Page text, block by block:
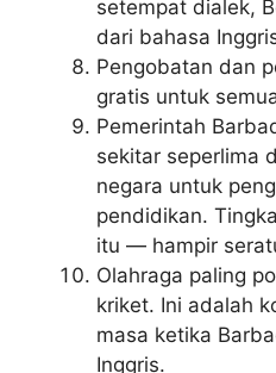
setempat dialek,
dari bahasa
Pengobatan dan
gratis untuk
Pemerintah
sekitar seperlima
negara untuk
pendidikan.
itu — hampir
Olahraga paling
kriket. Ini adalah
masa ketika
Inggris.